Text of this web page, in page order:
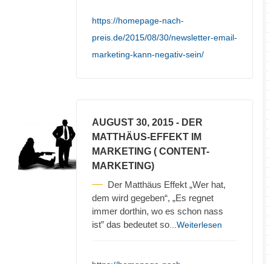
https://homepage-nach-
preis.de/2015/08/30/newsletter-email-
marketing-kann-negativ-sein/
AUGUST 30, 2015 - DER
MATTHÄUS-EFFEKT IM
MARKETING ( CONTENT-
MARKETING)
Der Matthäus Effekt „Wer hat,
dem wird gegeben“, „Es regnet
immer dorthin, wo es schon nass
ist” das bedeutet so ...Weiterlesen